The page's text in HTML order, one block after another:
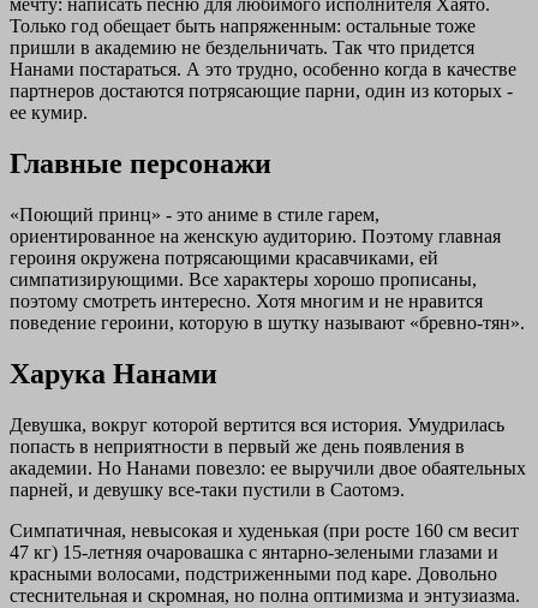
мечту: написать песню для любимого исполнителя Хаято.
Только год обещает быть напряженным: остальные тоже
пришли в академию не бездельничать. Так что придется
Нанами постараться. А это трудно, особенно когда в качестве
партнеров достаются потрясающие парни, один из которых -
ее кумир.
Главные персонажи
«Поющий принц» - это аниме в стиле гарем,
ориентированное на женскую аудиторию. Поэтому главная
героиня окружена потрясающими красавчиками, ей
симпатизирующими. Все характеры хорошо прописаны,
поэтому смотреть интересно. Хотя многим и не нравится
поведение героини, которую в шутку называют «бревно-тян».
Харука Нанами
Девушка, вокруг которой вертится вся история. Умудрилась
попасть в неприятности в первый же день появления в
академии. Но Нанами повезло: ее выручили двое обаятельных
парней, и девушку все-таки пустили в Саотомэ.
Симпатичная, невысокая и худенькая (при росте 160 см весит
47 кг) 15-летняя очаровашка с янтарно-зелеными глазами и
красными волосами, подстриженными под каре. Довольно
стеснительная и скромная, но полна оптимизма и энтузиазма.